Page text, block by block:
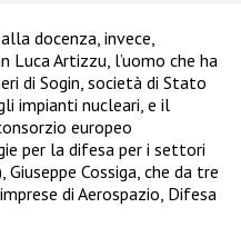
docenza, invece,
Luca Artizzu, l’uomo che ha
di Sogin, società di Stato
impianti nucleari, e il
europeo
per la difesa per i settori
Cossiga, che da tre
di Aerospazio, Difesa